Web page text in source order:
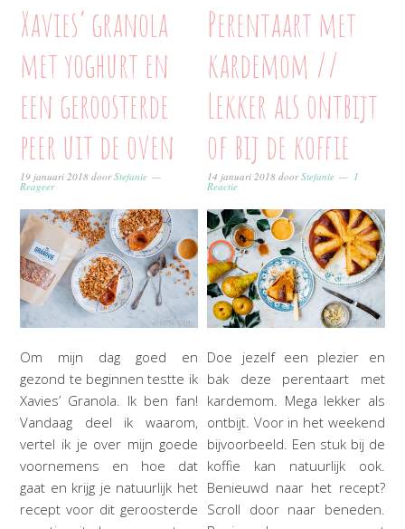
Xavies’ granola
met yoghurt en
een geroosterde
peer uit de oven
19 januari 2018 doorStefanie
Reageer
Om mijn dag goed en
gezond te beginnen testte ik
Xavies’ Granola. Ik ben fan!
Vandaag deel ik waarom,
vertel ik je over mijn goede
voornemens en hoe dat
gaat en krijg je natuurlijk het
recept voor dit geroosterde
Perentaart met
kardemom //
Lekker als ontbijt
of bij de koffie
14 januari 2018 doorStefanie 1
Reactie
Doe jezelf een plezier en
bak deze perentaart met
kardemom. Mega lekker als
ontbijt. Voor in het weekend
bijvoorbeeld. Een stuk bij de
koffie kan natuurlijk ook.
Benieuwd naar het recept?
Scroll door naar beneden.